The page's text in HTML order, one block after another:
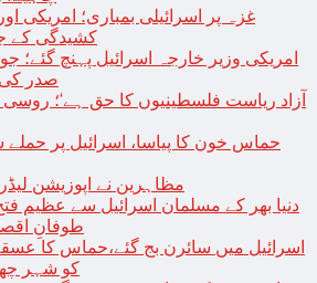
غزہ پر اسرائیلی بمباری؛ امریکی
کشیدگی کے
امریکی وزیر خارجہ اسرائیل پہنچ گئے؛
صدر کی
حماس خون کا پیاسا، اسرائیل پر
مظاہرین نے اپوزیشن لیڈر
دنیا بھر کے مسلمان اسرائیل سے عظیم
طوفانِ
اسرائیل میں سائرن بج گئے،حماس کا
کو شہر